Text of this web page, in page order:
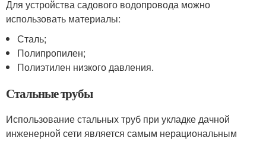
Для устройства садового водопровода можно
использовать материалы:
Сталь;
Полипропилен;
Полиэтилен низкого давления.
Стальные трубы
Использование стальных труб при укладке дачной
инженерной сети является самым нерациональным